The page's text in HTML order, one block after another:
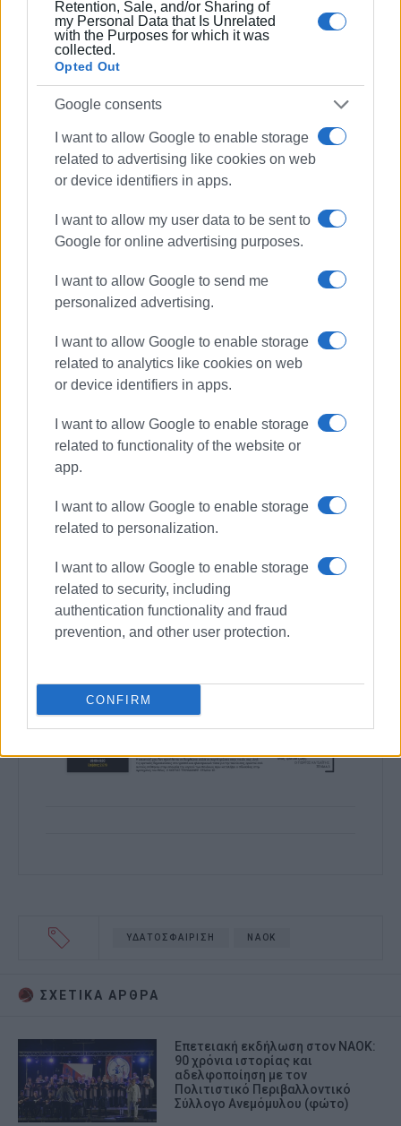
Retention, Sale, and/or Sharing of
my Personal Data that Is Unrelated
with the Purposes for which it was
collected.
Opted Out
Google consents
I want to allow Google to enable storage
related to advertising like cookies on web
or device identifiers in apps.
I want to allow my user data to be sent to
Google for online advertising purposes.
I want to allow Google to send me
personalized advertising.
I want to allow Google to enable storage
related to analytics like cookies on web
or device identifiers in apps.
I want to allow Google to enable storage
related to functionality of the website or
app.
I want to allow Google to enable storage
related to personalization.
I want to allow Google to enable storage
related to security, including
authentication functionality and fraud
prevention, and other user protection.
CONFIRM
Πειραιά. Συνεργάστηκε στο ξεκίνημα με την
«Αθλητική Πορεία της Κέρκυρας», ενώ από τις
αρχές του ΄92 και για 25 χρόνια στο «Κερκυραϊκό
Βήμα». Από το 1994 εκδότης - διευθυντής στα
«Κερκυραϊκά Σπορ» και από το 2000 και για 15
εργάζεται στην «ΕΝΗΜΕΡΩΣΗ», ενώ
συνεργάστηκε με την τηλεόραση του Corfu
Channel (στα πρώτα χρόνια λειτουργίας του) και
Start TV, συνολικά 15 χρόνια.
Facebook
Συνδρομητές στο e-paper
ΥΔΑΤΟΣΦΑΙΡΙΣΗ ΝΑΟΚ
ΣΧΕΤΙΚA AΡΘΡΑ
Επετειακή εκδήλωση στον ΝΑΟΚ:
90 χρόνια ιστορίας και
αδελφοποίηση με τον
Πολιτιστικό Περιβαλλοντικό
Σύλλογο Ανεμόμυλου (φώτο)